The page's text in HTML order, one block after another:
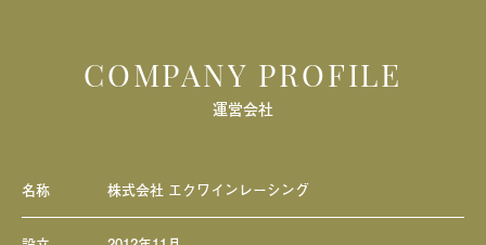
COMPANY PROFILE
運営会社
名称 株式会社 エクワインレーシング